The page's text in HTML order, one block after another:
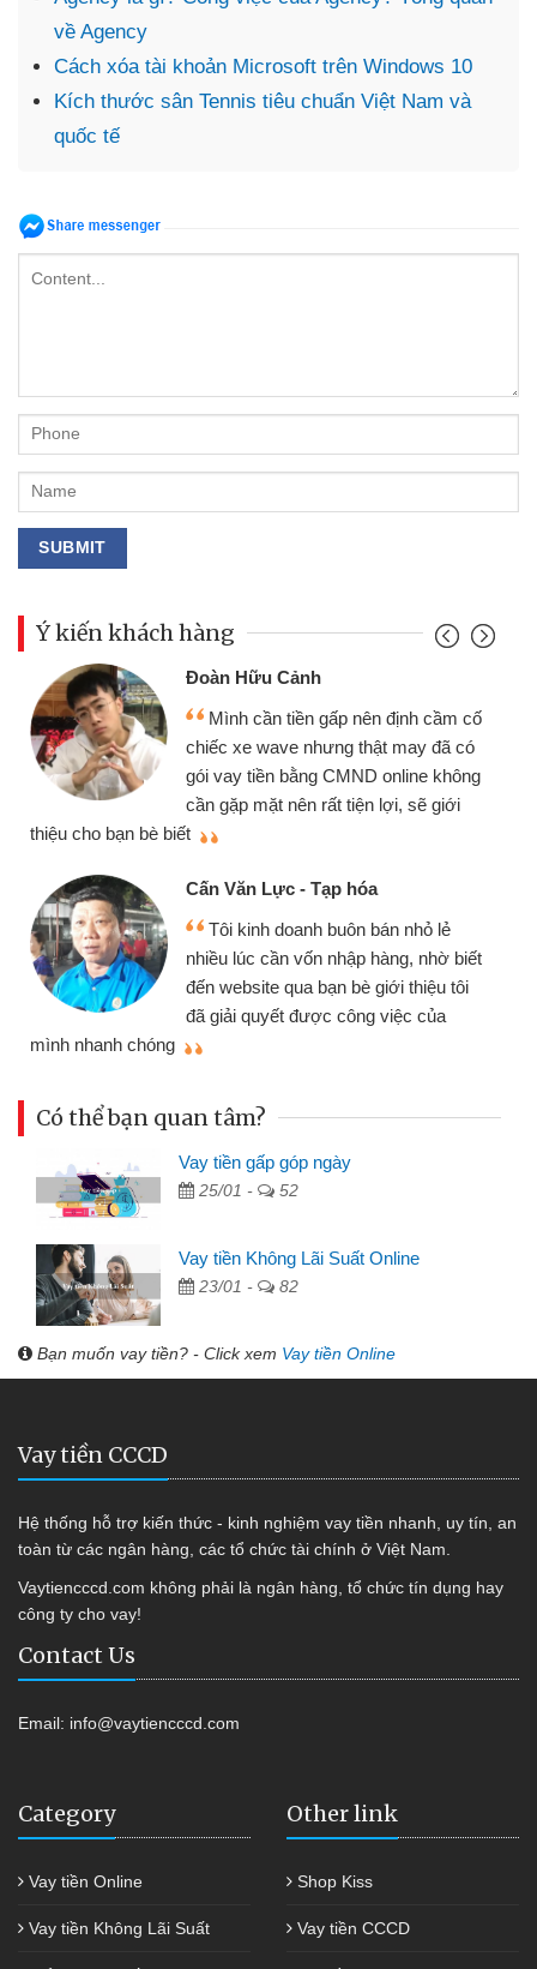
về Agency
Cách xóa tài khoản Microsoft trên Windows 10
Kích thước sân Tennis tiêu chuẩn Việt Nam và
quốc tế
Ý kiến khách hàng
Mai Lan - Sinh viên
Tôi biết đến thông qua quảng cáo
trên facebook. Tôi là sinh viên nên cần
đóng tiền nhà, sinh nhật bạn bè, mà
đọc thấy thủ tục nhanh gọn nên tôi
quyết định vay
Lâm Minh Chánh
Mất 2 tuần các ngân hàng không ai
cho vay. Trong khi cần có 2 triệu để
giải quyết việc riêng, trong 1-2 ngày tôi
trả được thôi. Cảm ơn đã giúp tôi kịp
thời và nhanh chóng
Có thể bạn quan tâm?
Vay tiền gấp góp ngày
25/01 - 52
Vay tiền Không Lãi Suất Online
23/01 - 82
Bạn muốn vay tiền? - Click xem Vay tiền Online
Vay tiền CCCD
Hệ thống hỗ trợ kiến thức - kinh nghiệm vay tiền nhanh, uy tín, an
toàn từ các ngân hàng, các tổ chức tài chính ở Việt Nam.
Vaytiencccd.com không phải là ngân hàng, tổ chức tín dụng hay
công ty cho vay!
Contact Us
Email: info@vaytiencccd.com
Category
Vay tiền Online
Vay tiền Không Lãi Suất
Other link
Shop Kiss
Vay tiền CCCD